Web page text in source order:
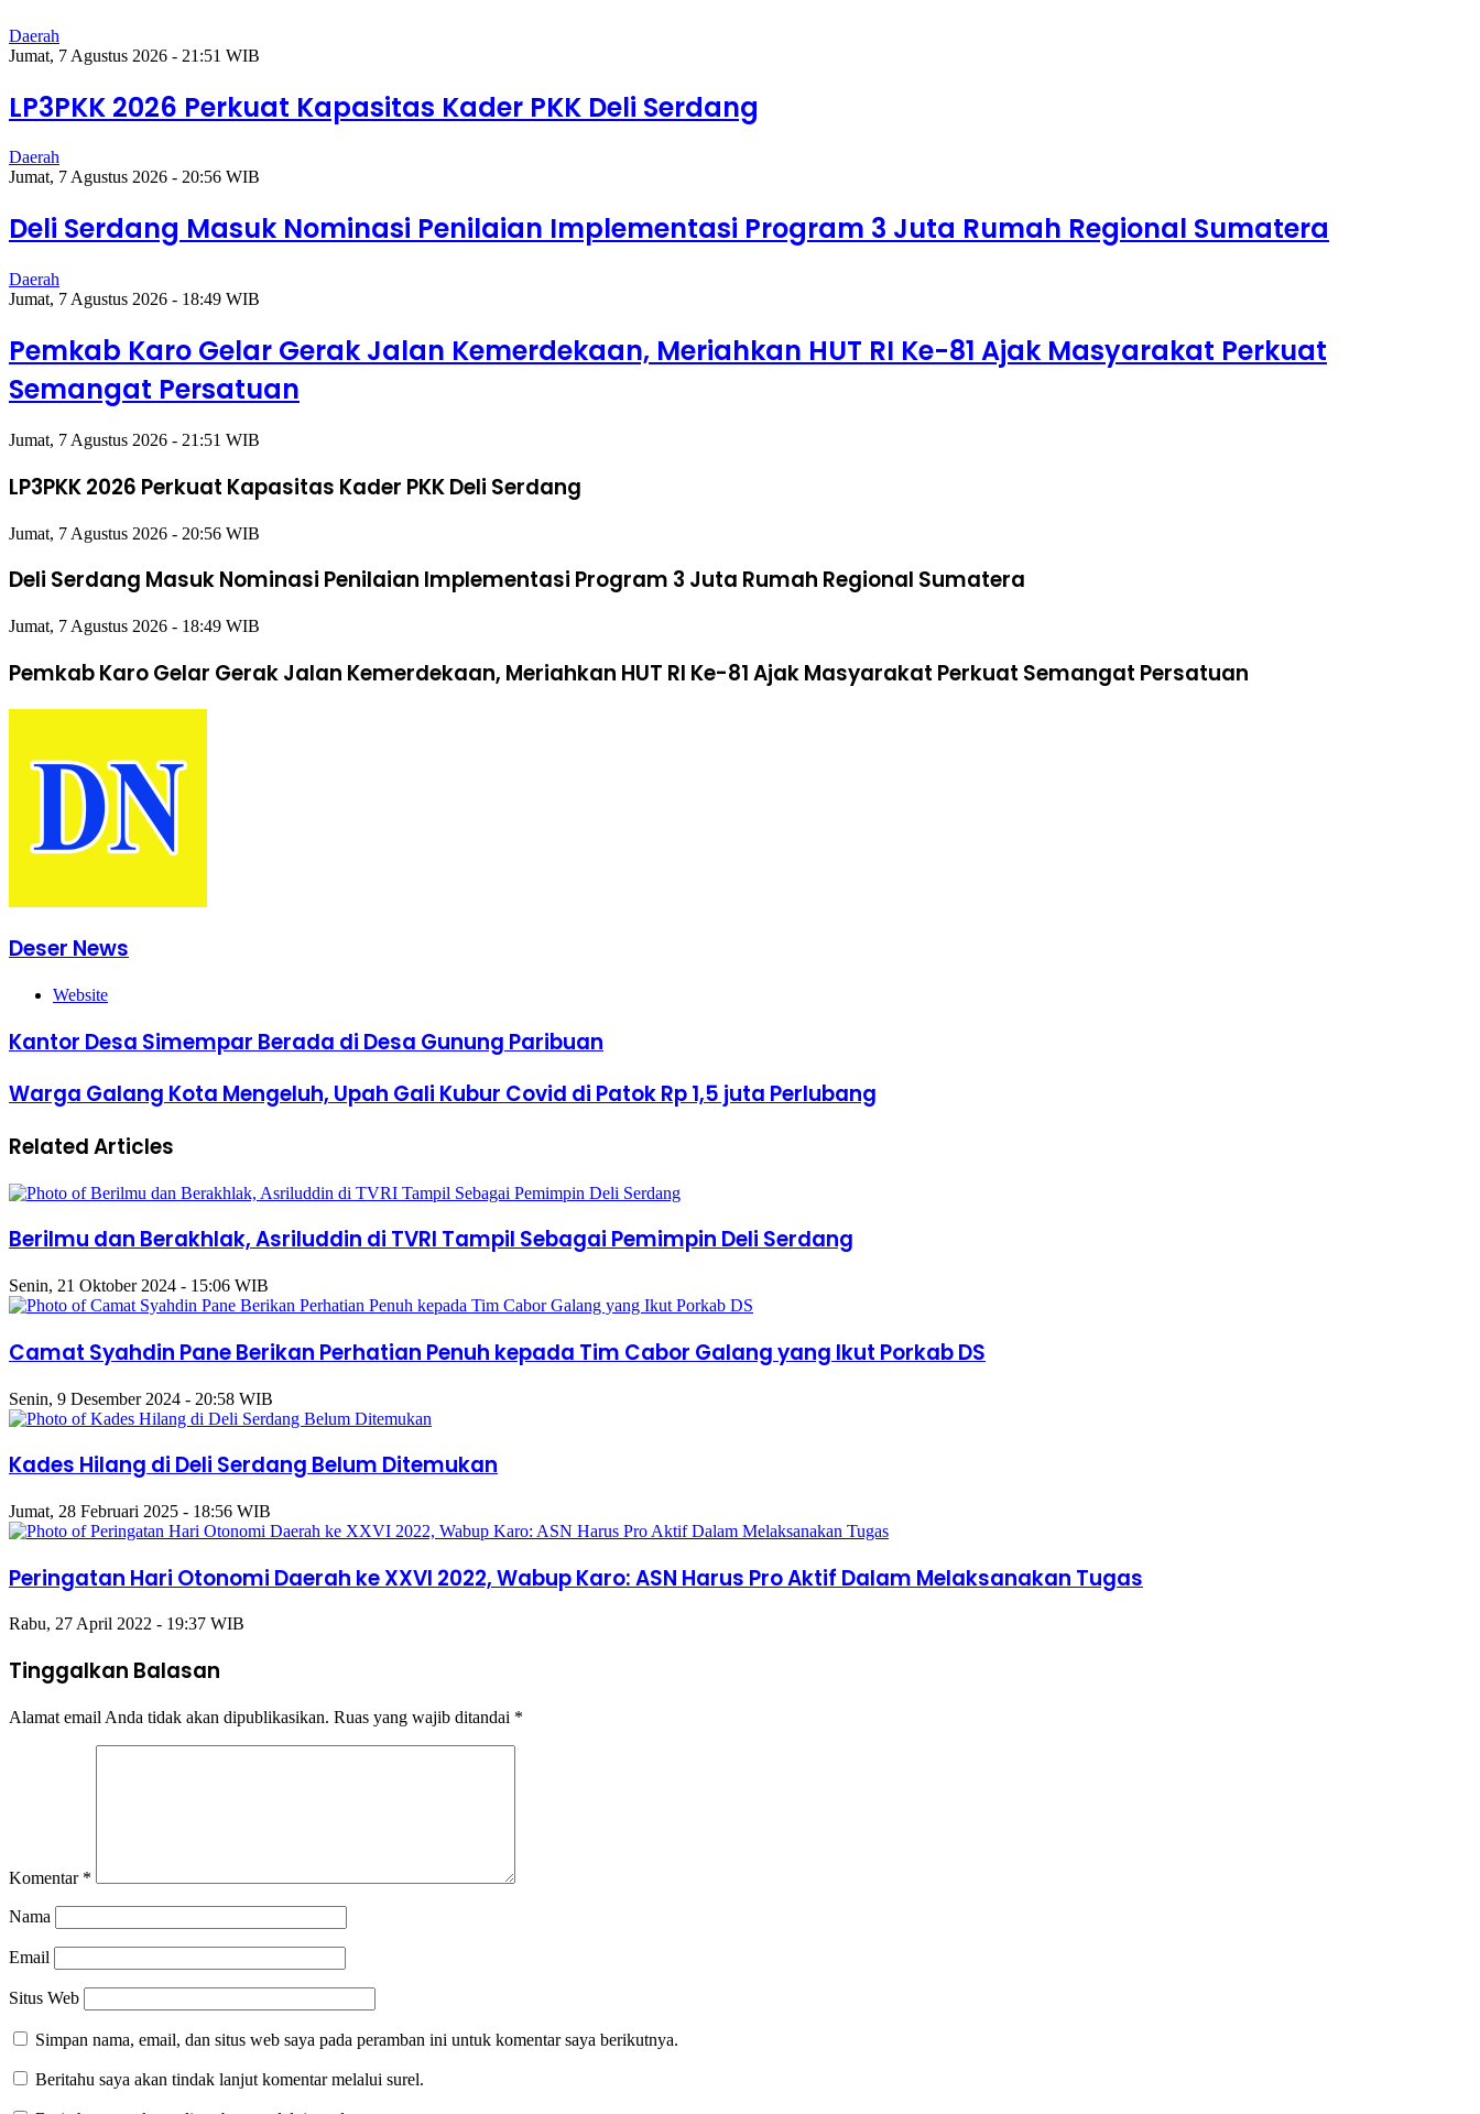
Daerah
Jumat, 7 Agustus 2026 - 21:51 WIB
LP3PKK 2026 Perkuat Kapasitas Kader PKK Deli Serdang
Daerah
Jumat, 7 Agustus 2026 - 20:56 WIB
Deli Serdang Masuk Nominasi Penilaian Implementasi Program 3 Juta Rumah Regional Sumatera
Daerah
Jumat, 7 Agustus 2026 - 18:49 WIB
Pemkab Karo Gelar Gerak Jalan Kemerdekaan, Meriahkan HUT RI Ke-81 Ajak Masyarakat Perkuat
Semangat Persatuan
Jumat, 7 Agustus 2026 - 21:51 WIB
LP3PKK 2026 Perkuat Kapasitas Kader PKK Deli Serdang
Jumat, 7 Agustus 2026 - 20:56 WIB
Deli Serdang Masuk Nominasi Penilaian Implementasi Program 3 Juta Rumah Regional Sumatera
Jumat, 7 Agustus 2026 - 18:49 WIB
Pemkab Karo Gelar Gerak Jalan Kemerdekaan, Meriahkan HUT RI Ke-81 Ajak Masyarakat Perkuat Semangat Persatuan
Deser News
Website
Kantor Desa Simempar Berada di Desa Gunung Paribuan
Warga Galang Kota Mengeluh, Upah Gali Kubur Covid di Patok Rp 1,5 juta Perlubang
Related Articles
Berilmu dan Berakhlak, Asriluddin di TVRI Tampil Sebagai Pemimpin Deli Serdang
Senin, 21 Oktober 2024 - 15:06 WIB
Camat Syahdin Pane Berikan Perhatian Penuh kepada Tim Cabor Galang yang Ikut Porkab DS
Senin, 9 Desember 2024 - 20:58 WIB
Kades Hilang di Deli Serdang Belum Ditemukan
Jumat, 28 Februari 2025 - 18:56 WIB
Peringatan Hari Otonomi Daerah ke XXVI 2022, Wabup Karo: ASN Harus Pro Aktif Dalam Melaksanakan Tugas
Rabu, 27 April 2022 - 19:37 WIB
Tinggalkan Balasan
Alamat email Anda tidak akan dipublikasikan. Ruas yang wajib ditandai *
Komentar *
Nama
Email
Situs Web
Simpan nama, email, dan situs web saya pada peramban ini untuk komentar saya berikutnya.
Beritahu saya akan tindak lanjut komentar melalui surel.